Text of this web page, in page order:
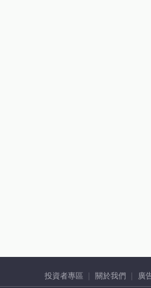
投資者專區 關於我們 廣